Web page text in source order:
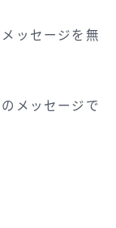
ッセージを無
メッセージで